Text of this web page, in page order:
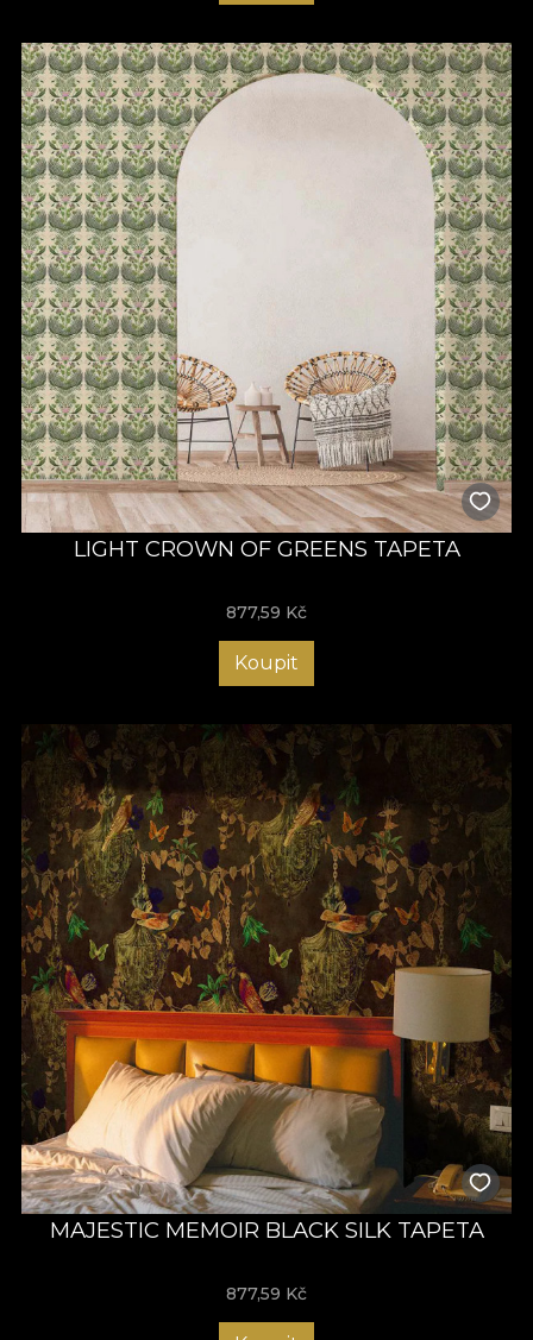
LIGHT CROWN OF GREENS TAPETA
877,59 Kč
Koupit
MAJESTIC MEMOIR BLACK SILK TAPETA
877,59 Kč